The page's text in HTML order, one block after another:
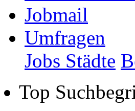
Jobmail
Umfragen
Jobs Städte
Top